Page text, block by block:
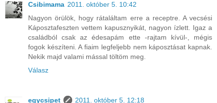
Csibimama 2011. október 5. 10:42
Nagyon örülök, hogy rátaláltam erre a receptre. A vecsési
Káposztafeszten vettem kapusznyikát, nagyon ízlett. Igaz a
családból csak az édesapám ette -rajtam kívül-, mégis
fogok készíteni. A fiaim legfeljebb nem káposztásat kapnak.
Nekik majd valami mással töltöm meg.
Válasz
egycsipet
2011. október 5. 12:18